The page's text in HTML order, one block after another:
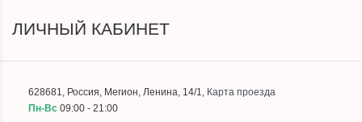
ЛИЧНЫЙ КАБИНЕТ
628681, Россия, Мегион, Ленина, 14/1, Карта проезда
Пн-Вс 09:00 - 21:00